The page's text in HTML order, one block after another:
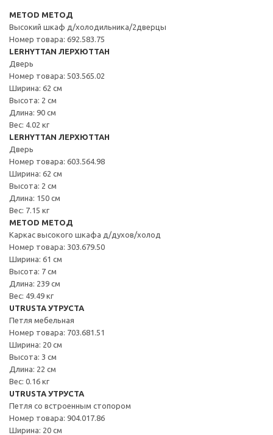
METOD МЕТОД
Высокий шкаф д/холодильника/2дверцы
Номер товара: 692.583.75
LERHYTTAN ЛЕРХЮТТАН
Дверь
Номер товара: 503.565.02
Ширина: 62 см
Высота: 2 см
Длина: 90 см
Вес: 4.02 кг
LERHYTTAN ЛЕРХЮТТАН
Дверь
Номер товара: 603.564.98
Ширина: 62 см
Высота: 2 см
Длина: 150 см
Вес: 7.15 кг
METOD МЕТОД
Каркас высокого шкафа д/духов/холод
Номер товара: 303.679.50
Ширина: 61 см
Высота: 7 см
Длина: 239 см
Вес: 49.49 кг
UTRUSTA УТРУСТА
Петля мебельная
Номер товара: 703.681.51
Ширина: 20 см
Высота: 3 см
Длина: 22 см
Вес: 0.16 кг
UTRUSTA УТРУСТА
Петля со встроенным стопором
Номер товара: 904.017.86
Ширина: 20 см